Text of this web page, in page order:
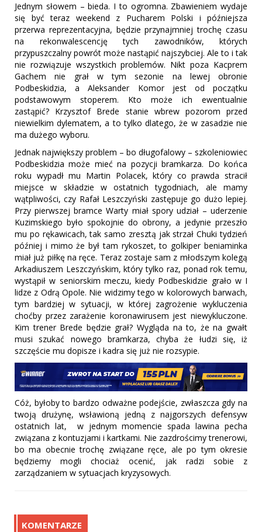
Jednym słowem – bieda. I to ogromna. Zbawieniem wydaje
się być teraz weekend z Pucharem Polski i późniejsza
przerwa reprezentacyjna, będzie przynajmniej trochę czasu
na rekonwalescencję tych zawodników, których
przypuszczalny powrót może nastąpić najszybciej. Ale to i tak
nie rozwiązuje wszystkich problemów. Nikt poza Kacprem
Gachem nie grał w tym sezonie na lewej obronie
Podbeskidzia, a Aleksander Komor jest od początku
podstawowym stoperem. Kto może ich ewentualnie
zastąpić? Krzysztof Brede stanie wbrew pozorom przed
niewielkim dylematem, a to tylko dlatego, że w zasadzie nie
ma dużego wyboru.
Jednak największy problem – bo długofalowy – szkoleniowiec
Podbeskidzia może mieć na pozycji bramkarza. Do końca
roku wypadł mu Martin Polacek, który co prawda stracił
miejsce w składzie w ostatnich tygodniach, ale mamy
wątpliwości, czy Rafał Leszczyński zastępuje go dużo lepiej.
Przy pierwszej bramce Warty miał spory udział – uderzenie
Kuzimskiego było spokojnie do obrony, a jedynie przeszło
mu po rękawicach, tak samo zresztą jak strzał Chuki tydzień
później i mimo że był tam rykoszet, to golkiper beniaminka
miał już piłkę na ręce. Teraz zostaje sam z młodszym kolegą
Arkadiuszem Leszczyńskim, który tylko raz, ponad rok temu,
wystąpił w seniorskim meczu, kiedy Podbeskidzie grało w I
lidze z Odrą Opole. Nie widzimy tego w kolorowych barwach,
tym bardziej w sytuacji, w której zagrożenie wykluczenia
choćby przez zarażenie koronawirusem jest niewykluczone.
Kim trener Brede będzie grał? Wygląda na to, że na gwałt
musi szukać nowego bramkarza, chyba że łudzi się, iż
szczęście mu dopisze i kadra się już nie rozsypie.
Cóż, byłoby to bardzo odważne podejście, zwłaszcza gdy na
twoją drużynę, wsławioną jedną z najgorszych defensyw
ostatnich lat, w jednym momencie spada lawina pecha
związana z kontuzjami i kartkami. Nie zazdrościmy trenerowi,
bo ma obecnie trochę związane ręce, ale po tym okresie
będziemy mogli chociaż ocenić, jak radzi sobie z
zarządzaniem w sytuacjach kryzysowych.
KOMENTARZE